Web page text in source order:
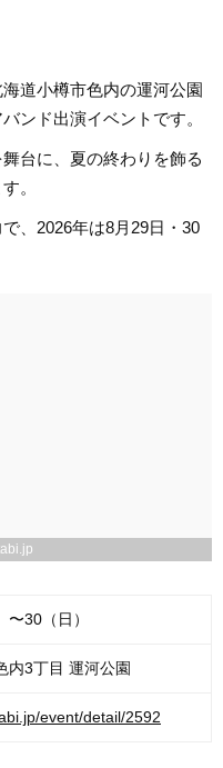
道小樽市色内の運河公園
ンド出演イベントです。
台に、夏の終わりを飾る
。
、2026年は8月29日・30
30（日）
内3丁目 運河公園
event/detail/2592